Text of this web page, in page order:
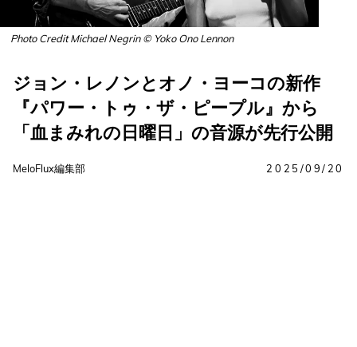
Photo Credit Michael Negrin © Yoko Ono Lennon
ジョン・レノンとオノ・ヨーコの新作
『パワー・トゥ・ザ・ピープル』から
「血まみれの日曜日」の音源が先行公開
MeloFlux編集部 2025/09/20